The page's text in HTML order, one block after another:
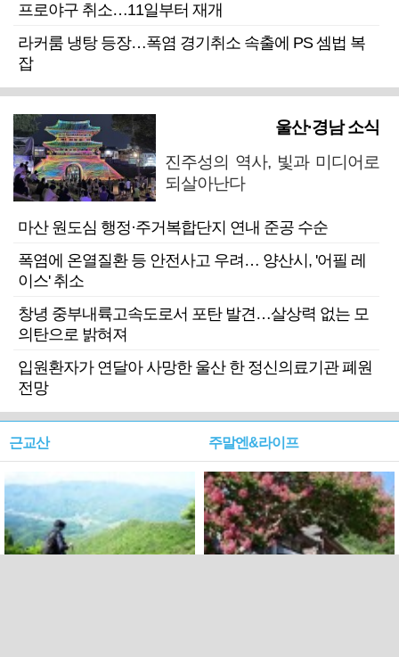
프로야구 취소…11일부터 재개
라커룸 냉탕 등장…폭염 경기취소 속출에 PS 셈법 복
잡
울산·경남 소식
진주성의 역사, 빛과 미디어로
되살아난다
마산 원도심 행정·주거복합단지 연내 준공 수순
폭염에 온열질환 등 안전사고 우려… 양산시, '어필 레
이스' 취소
창녕 중부내륙고속도로서 포탄 발견…살상력 없는 모
의탄으로 밝혀져
입원환자가 연달아 사망한 울산 한 정신의료기관 폐원
전망
근교산 주말엔&라이프